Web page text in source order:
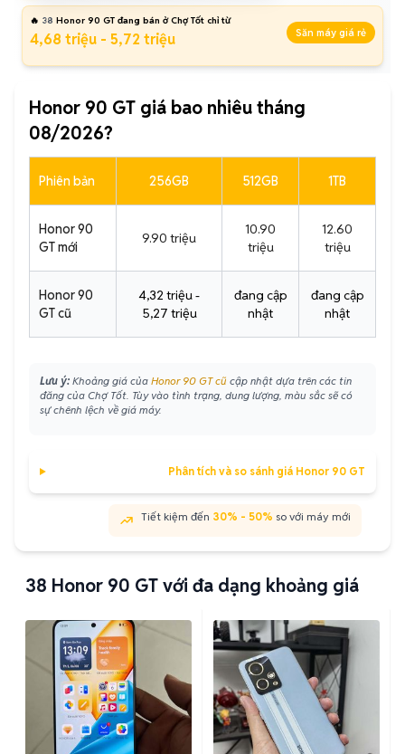
🔥 38 Honor 90 GT đang bán ở Chợ Tốt chỉ từ
4,68 triệu - 5,72 triệu Săn máy giá rẻ
Honor 90 GT giá bao nhiêu tháng
08/2026?
Phiên bản 256GB 512GB 1TB
Honor 90
GT mới
9.90 triệu
10.90
triệu
12.60
triệu
Honor 90
GT cũ
4,32 triệu -
5,27 triệu
đang cập
nhật
đang cập
nhật
Lưu ý: Khoảng giá của Honor 90 GT cũ cập nhật dựa trên các tin
đăng của Chợ Tốt. Tùy vào tình trạng, dung lượng, màu sắc sẽ có
sự chênh lệch về giá máy.
Phân tích và so sánh giá Honor 90 GT
Tiết kiệm đến 30% - 50% so với máy mới
38 Honor 90 GT với đa dạng khoảng giá